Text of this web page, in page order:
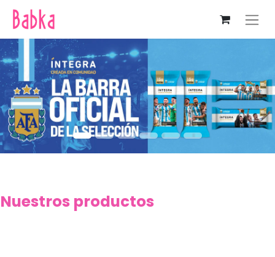
Nuestros productos